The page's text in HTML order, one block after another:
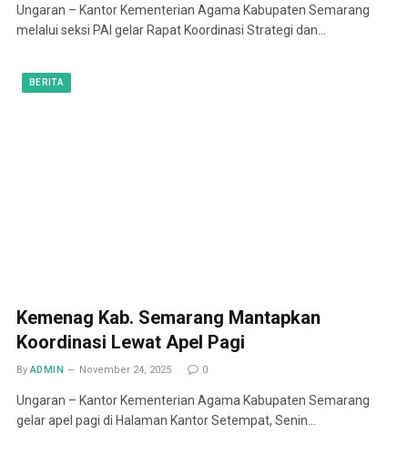
Ungaran – Kantor Kementerian Agama Kabupaten Semarang
melalui seksi PAI gelar Rapat Koordinasi Strategi dan…
BERITA
Kemenag Kab. Semarang Mantapkan
Koordinasi Lewat Apel Pagi
By ADMIN November 24, 2025 0
Ungaran – Kantor Kementerian Agama Kabupaten Semarang
gelar apel pagi di Halaman Kantor Setempat, Senin…